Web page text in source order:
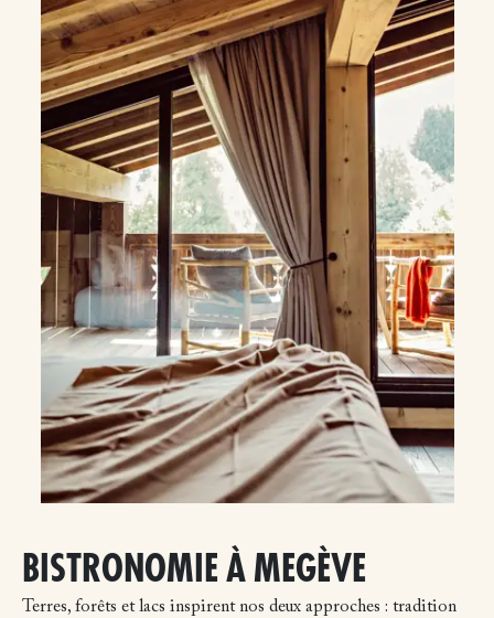
BISTRONOMIE À MEGÈVE
Terres, forêts et lacs inspirent nos deux approches : tradition